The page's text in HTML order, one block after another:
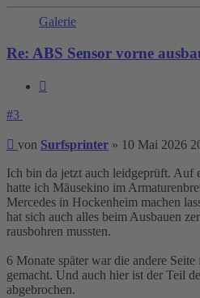
Galerie
Re: ABS Sensor vorne
#3
Beitrag
von Surfsprinter » 10 Mai 2026
Ich bin da jetzt auch leidgeprüft. Auf
hatte ich Mäusekino im
Mercedes in Hockenheim machen
hat sich auch alles beim Ausbauen
rausbohren mussten.
6 Monate später war die andere
gemacht. Und auch hier ist der Teil
abgebrochen.